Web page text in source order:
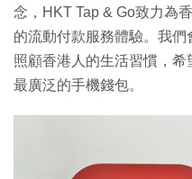
念，HKT Tap & Go致力為
的流動付款服務體驗。我們
照顧香港人的生活習慣，
最廣泛的手機錢包。